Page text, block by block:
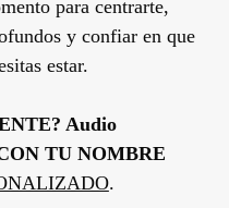
para centrarte,
y confiar en que
estar.
Audio
TU NOMBRE
.